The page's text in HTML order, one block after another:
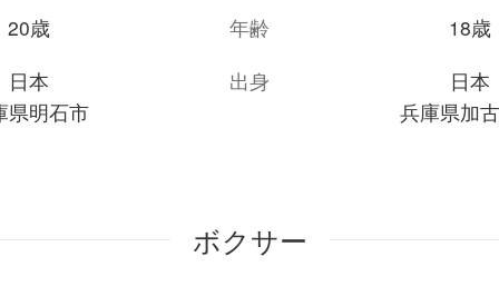
20歳
年齢
18歳
日本
県明石市
出身
日本
兵庫県加
ボクサー